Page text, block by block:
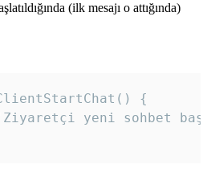
(ilk mesajı o attığında)
{
yeni sohbet